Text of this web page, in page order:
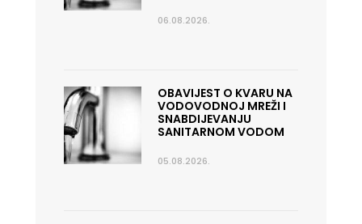
06.08.2026.
OBAVIJEST O KVARU NA
VODOVODNOJ MREŽI I
SNABDIJEVANJU
SANITARNOM VODOM
05.08.2026.